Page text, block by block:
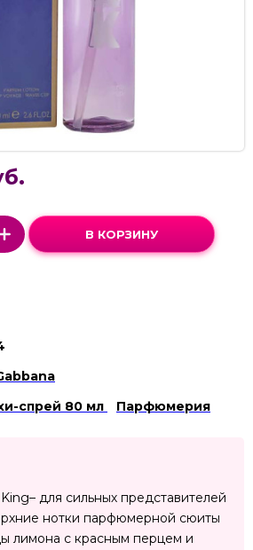
В КОРЗИНУ
спрей 80 мл Парфюмерия
для сильных представителей
нотки парфюмерной сюиты
лимона с красным перцем и